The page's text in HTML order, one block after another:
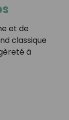
et de
classique
à